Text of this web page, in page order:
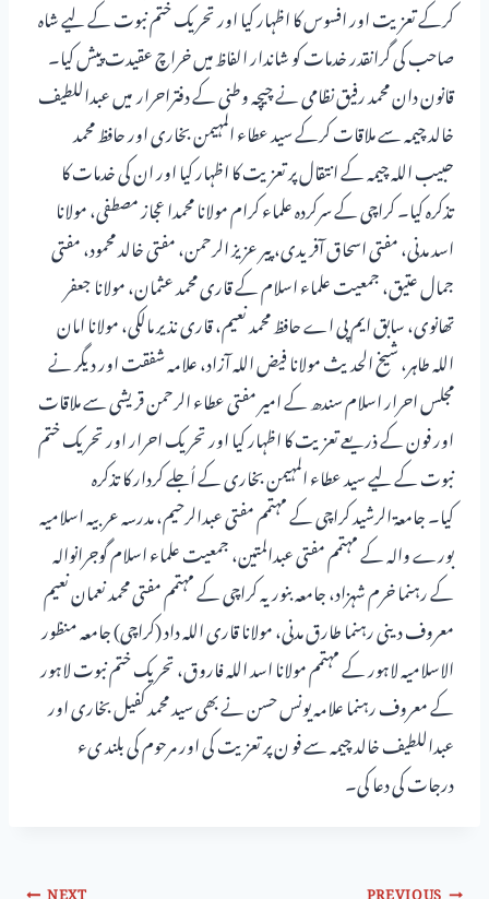
کرکے تعزیت اور افسوس کا اظہار کیا اور تحریک ختم نبوت کے لیے شاہ
صاحب کی گرانقدر خدمات کو شاندار الفاظ میں خراچ عقیدت پیش کیا۔
قانون دان محمد رفیق نظامی نے چیچہ وطنی کے دفتراحرار میں عبداللطیف
خالد چیمہ سے ملاقات کرکے سید عطاء المہیمن بخاری اور حافظ محمد
حبیب اللہ چیمہ کے انتقال پر تعزیت کا اظہار کیا اور ان کی خدمات کا
تذکرہ کیا۔ کراچی کے سرکردہ علماء کرام مولانا محمدا عجاز مصطفی، مولانا
اسد مدنی، مفتی اسحاق آفریدی، پیر عزیز الرحمن، مفتی خالد محمود، مفتی
جمال عتیق، جمعیت علماء اسلام کے قاری محمد عثمان، مولانا جعفر
تھانوی، سابق ایم پی اے حافظ محمد نعیم، قاری نذیر مالکی، مولانا امان
اللہ طاہر، شیخ الحدیث مولانا فیض اللہ آزاد، علامہ شفقت اور دیگر نے
مجلس احرار اسلام سندھ کے امیر مفتی عطاء الرحمن قریشی سے ملاقات
اور فون کے ذریعے تعزیت کا اظہار کیا اور تحریک احرار اور تحریک ختم
نبوت کے لیے سید عطاء المہیمن بخاری کے اُجلے کردار کا تذکرہ
کیا۔ جامعۃ الرشید کراچی کے مہتمم مفتی عبدالرحیم، مدرسہ عربیہ اسلامیہ
بورے والہ کے مہتمم مفتی عبدالمتین، جمعیت علماء اسلام گوجرانوالہ
کے رہنما خرم شہزاد، جامعہ بنوریہ کراچی کے مہتمم مفتی محمد نعمان نعیم
معروف دینی رہنما طارق مدنی، مولانا قاری اللہ داد (کراچی) جامعہ منظور
الاسلامیہ لاہور کے مہتمم مولانا اسد اللہ فاروق، تحریک ختم نبوت لاہور
کے معروف رہنما علامہ یونس حسن نے بھی سید محمد کفیل بخاری اور
عبداللطیف خالد چیمہ سے فو ن پر تعزیت کی اور مرحوم کی بلند یء
درجات کی دعا کی۔
PREVIOUS
NEXT